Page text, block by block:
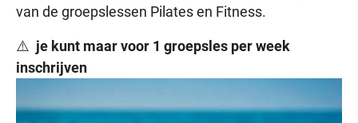
van de groepslessen Pilates en Fitness.
⚠️ je kunt maar voor 1 groepsles per week
inschrijven